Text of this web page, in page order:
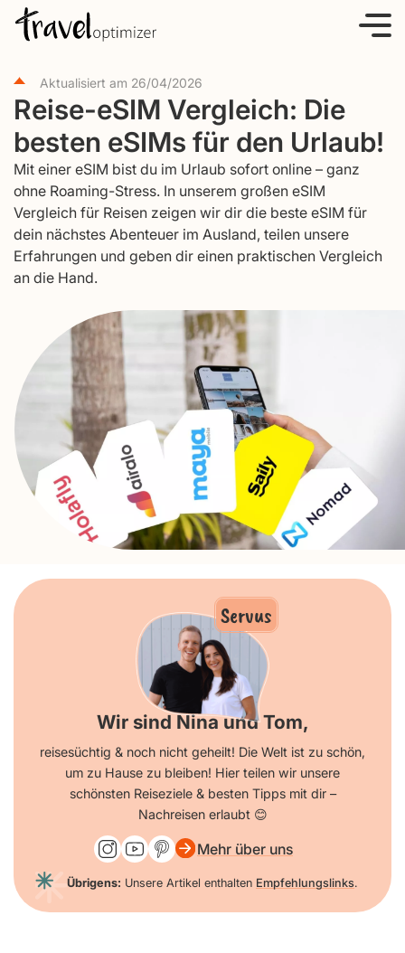
Aktualisiert am 26/04/2026
Reise-eSIM Vergleich: Die
besten eSIMs für den Urlaub!
Mit einer eSIM bist du im Urlaub sofort online – ganz
ohne Roaming-Stress. In unserem großen eSIM
Vergleich für Reisen zeigen wir dir die beste eSIM für
dein nächstes Abenteuer im Ausland, teilen unsere
Erfahrungen und geben dir einen praktischen Vergleich
an die Hand.
Servus
Wir sind Nina und Tom,
reisesüchtig & noch nicht geheilt! Die Welt ist zu schön,
um zu Hause zu bleiben! Hier teilen wir unsere
schönsten Reiseziele & besten Tipps mit dir –
Nachreisen erlaubt 😊
Mehr über uns
Übrigens: Unsere Artikel enthalten Empfehlungslinks.